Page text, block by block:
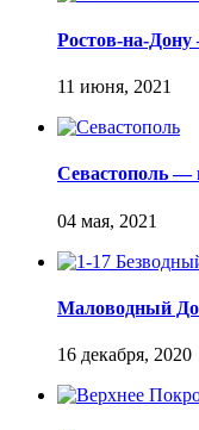
Ростов-на-Дону
Севастополь —
Маловодный